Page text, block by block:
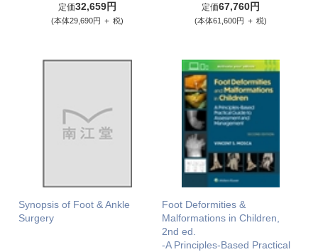
定価32,659円
(本体29,690円 ＋ 税)
定価67,760円
(本体61,600円 ＋ 税)
Synopsis of Foot & Ankle
Surgery
Foot Deformities &
Malformations in Children,
2nd ed.
-A Principles-Based Practical